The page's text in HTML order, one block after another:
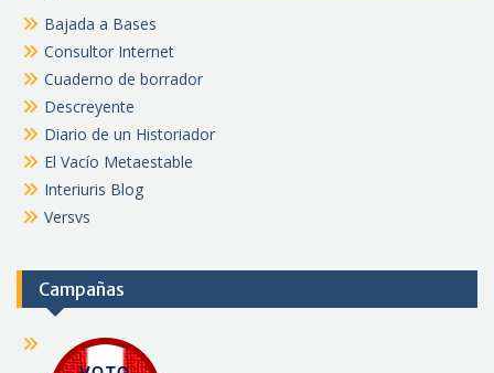
Bajada a Bases
Consultor Internet
Cuaderno de borrador
Descreyente
Diario de un Historiador
El Vacío Metaestable
Interiuris Blog
Versvs
Campañas